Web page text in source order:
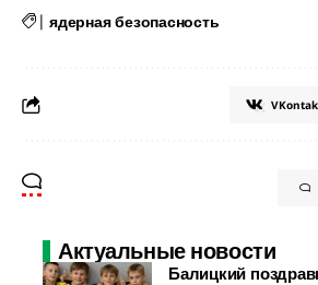
| ядерная безопасность
Актуальные новости
Балицкий